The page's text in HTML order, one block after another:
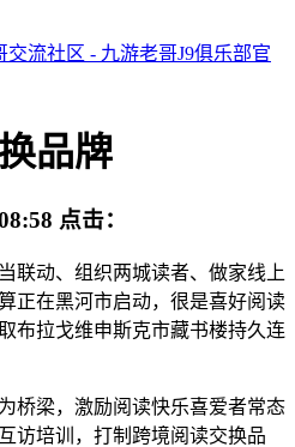
交流社区 - 九游老哥J9俱乐部官
品牌
点击：
动、组织两城读者、做家线上
正在黑河市启动，很是喜好阅读
布拉戈维申斯克市藏书楼持久连
梁，激励阅读快乐喜爱者常态
访培训，打制跨境阅读交换品